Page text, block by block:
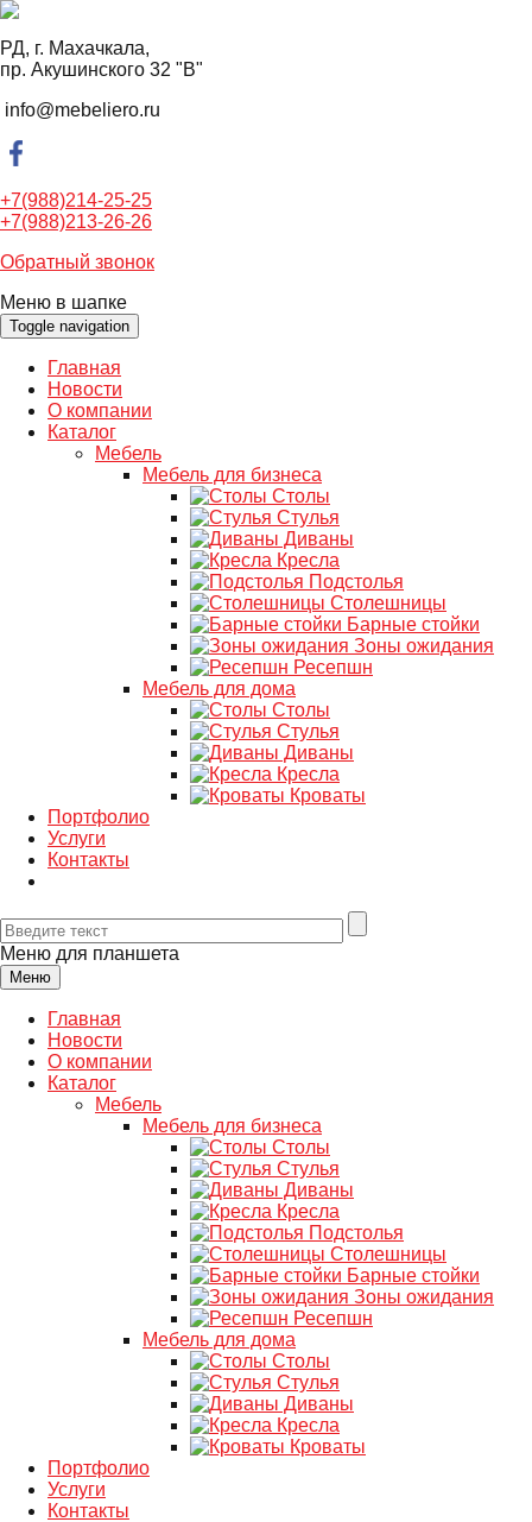
РД, г. Махачкала,
пр. Акушинского 32 "В"
info@mebeliero.ru
+7(988)214-25-25
+7(988)213-26-26
Обратный звонок
Меню в шапке
Toggle navigation
Главная
Новости
О компании
Каталог
Мебель
Мебель для бизнеса
Столы
Стулья
Диваны
Кресла
Подстолья
Столешницы
Барные стойки
Зоны ожидания
Ресепшн
Мебель для дома
Столы
Стулья
Диваны
Кресла
Кроваты
Портфолио
Услуги
Контакты
Меню для планшета
Меню
Главная
Новости
О компании
Каталог
Мебель
Мебель для бизнеса
Столы
Стулья
Диваны
Кресла
Подстолья
Столешницы
Барные стойки
Зоны ожидания
Ресепшн
Мебель для дома
Столы
Стулья
Диваны
Кресла
Кроваты
Портфолио
Услуги
Контакты